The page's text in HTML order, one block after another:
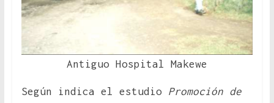
Antiguo Hospital Makewe
Según indica el estudio Promoción de